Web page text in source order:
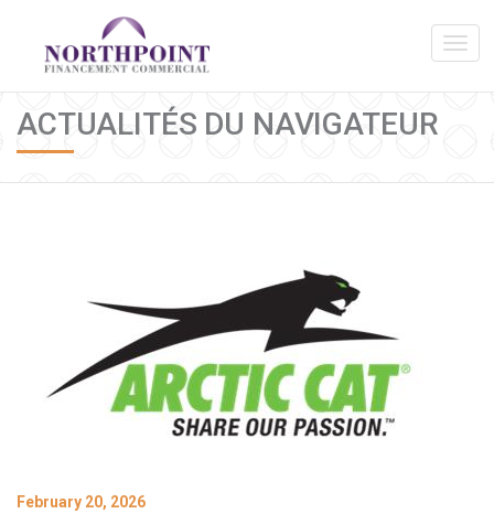
ACTUALITÉS DU NAVIGATEUR
February 20, 2026